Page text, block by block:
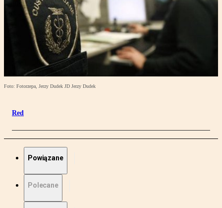
Foto: Fotorzepa, Jerzy Dudek JD Jerzy Dudek
Red
Powiązane
Polecane